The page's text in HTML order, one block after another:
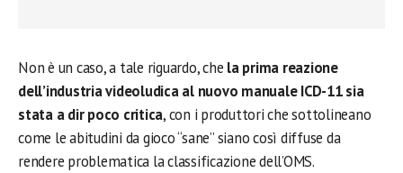
Non è un caso, a tale riguardo, che la prima reazione
dell’industria videoludica al nuovo manuale ICD-11 sia
stata a dir poco critica, con i produttori che sottolineano
come le abitudini da gioco “sane” siano così diffuse da
rendere problematica la classificazione dell’OMS.